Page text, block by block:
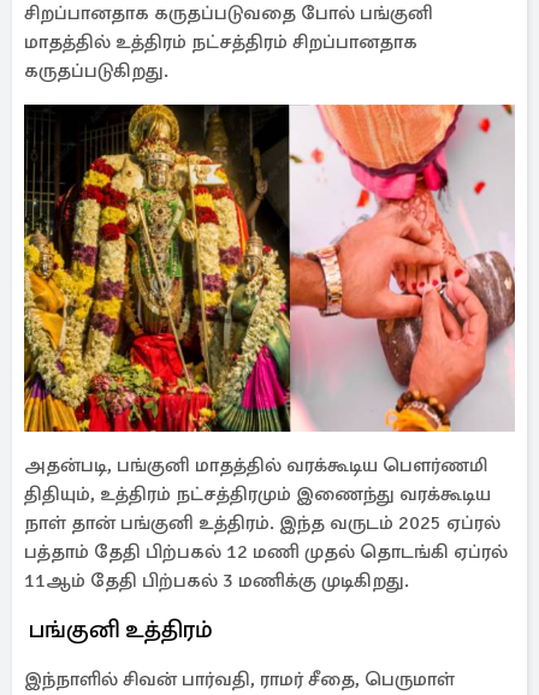
சிறப்பானதாக கருதப்படுவதை போல் பங்குனி
மாதத்தில் உத்திரம் நட்சத்திரம் சிறப்பானதாக
கருதப்படுகிறது.
அதன்படி, பங்குனி மாதத்தில் வரக்கூடிய பௌர்ணமி
திதியும், உத்திரம் நட்சத்திரமும் இணைந்து வரக்கூடிய
நாள் தான் பங்குனி உத்திரம். இந்த வருடம் 2025 ஏப்ரல்
பத்தாம் தேதி பிற்பகல் 12 மணி முதல் தொடங்கி ஏப்ரல்
11ஆம் தேதி பிற்பகல் 3 மணிக்கு முடிகிறது.
பங்குனி உத்திரம்
இந்நாளில் சிவன் பார்வதி, ராமர் சீதை, பெருமாள்